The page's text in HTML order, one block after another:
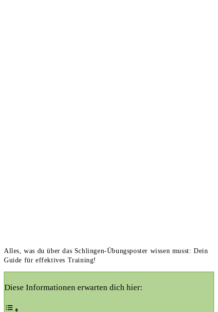
Alles, was du über das Schlingen-Übungsposter wissen musst: Dein
Guide für effektives Training!
Diese Informationen erwarten dich hier: